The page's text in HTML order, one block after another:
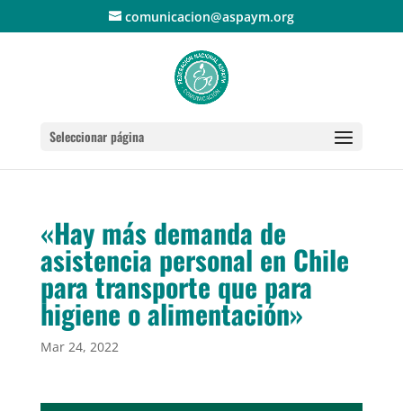
comunicacion@aspaym.org
Seleccionar página
«Hay más demanda de
asistencia personal en Chile
para transporte que para
higiene o alimentación»
Mar 24, 2022